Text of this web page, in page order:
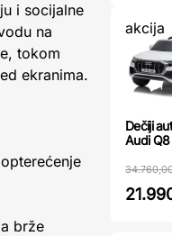
i socijalne
na
tokom
ekranima.
brže
akcija
Dečiji
Audi Q8